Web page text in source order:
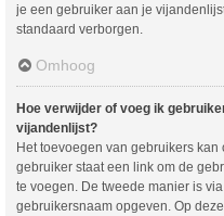
je een gebruiker aan je
standaard verborgen.
Omhoog
Hoe verwijder of voeg ik
vijandenlijst?
Het toevoegen van gebruikers
gebruiker staat een link om de
te voegen. De tweede manier is
gebruikersnaam opgeven. Op